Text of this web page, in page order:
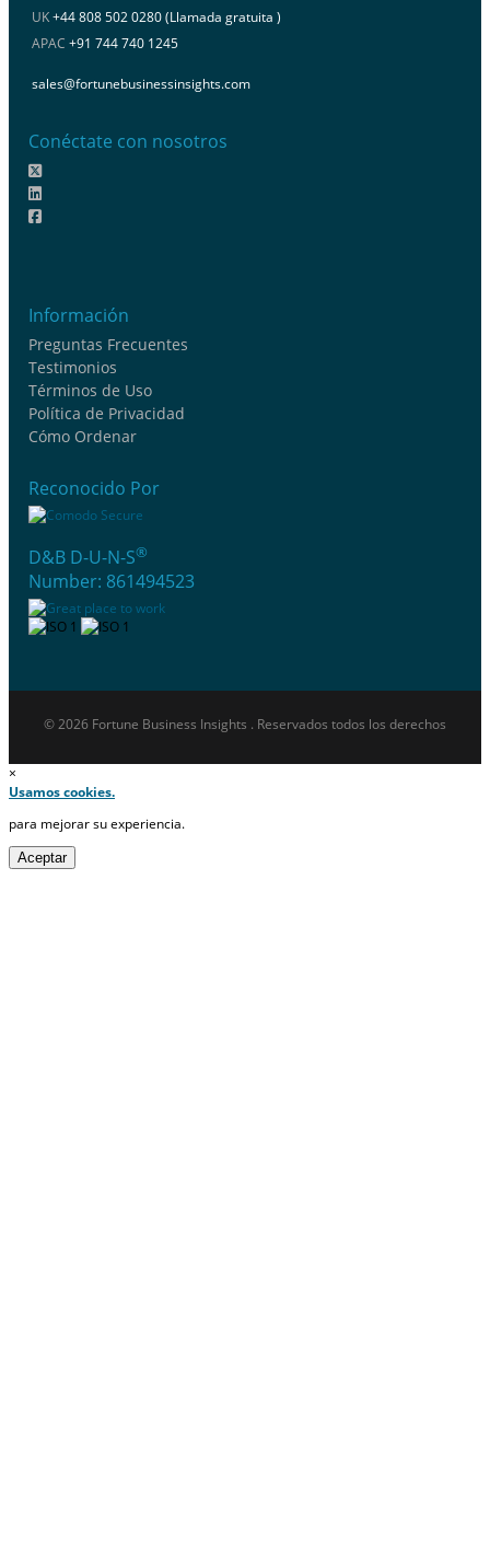
UK+44 808 502 0280 (Llamada gratuita )
APAC +91 744 740 1245
sales@fortunebusinessinsights.com
Conéctate con nosotros
Información
Preguntas Frecuentes
Testimonios
Términos de Uso
Política de Privacidad
Cómo Ordenar
Reconocido Por
D&B D-U-N-S®
Number: 861494523
© 2026 Fortune Business Insights . Reservados todos los derechos
×
Usamos cookies.
para mejorar su experiencia.
Aceptar